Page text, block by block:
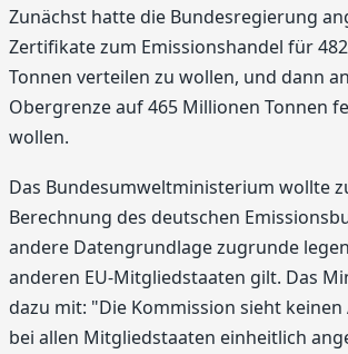
Zunächst hatte die Bundesregierung
Zertifikate zum Emissionshandel für
Tonnen verteilen zu wollen, und dann
Obergrenze auf 465 Millionen Tonnen
wollen.
Das Bundesumweltministerium wollte
Berechnung des deutschen
andere Datengrundlage zugrunde
anderen EU-Mitgliedstaaten gilt. Das
dazu mit: "Die Kommission sieht
bei allen Mitgliedstaaten einheitlich